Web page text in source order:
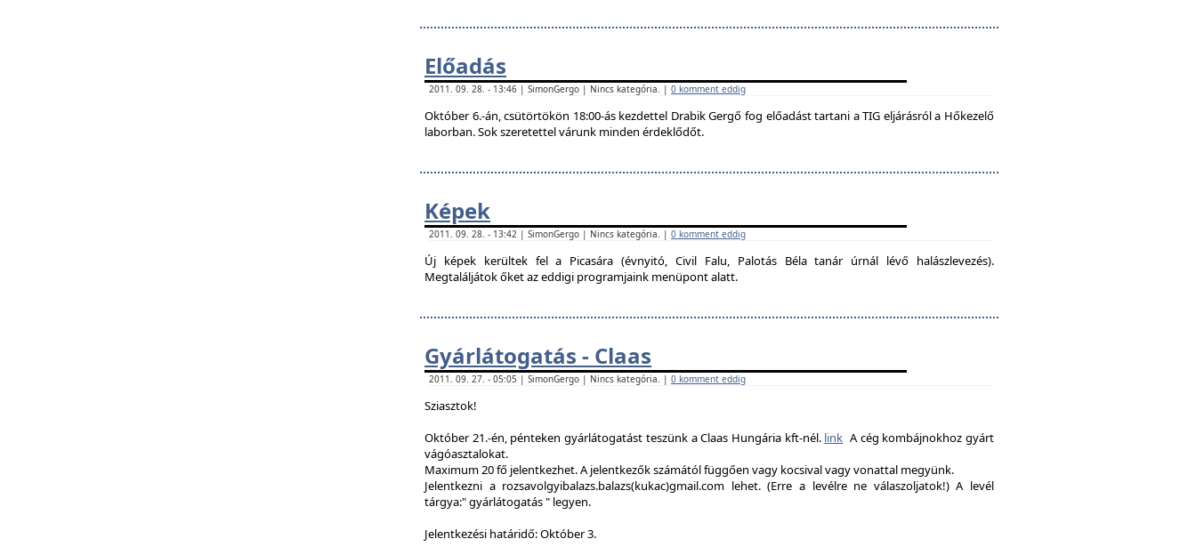
Előadás
2011. 09. 28. - 13:46 | SimonGergo | Nincs kategória. | 0 komment eddig
Október 6.-án, csütörtökön 18:00-ás kezdettel Drabik Gergő fog előadást tartani a TIG eljárásról a Hőkezelő
laborban. Sok szeretettel várunk minden érdeklődőt.
Képek
2011. 09. 28. - 13:42 | SimonGergo | Nincs kategória. | 0 komment eddig
Új képek kerültek fel a Picasára (évnyitó, Civil Falu, Palotás Béla tanár úrnál lévő halászlevezés).
Megtaláljátok őket az eddigi programjaink menüpont alatt.
Gyárlátogatás - Claas
2011. 09. 27. - 05:05 | SimonGergo | Nincs kategória. | 0 komment eddig
Sziasztok!
Október 21.-én, pénteken gyárlátogatást teszünk a Claas Hungária kft-nél. link A cég kombájnokhoz gyárt
vágóasztalokat.
Maximum 20 fő jelentkezhet. A jelentkezők számától függően vagy kocsival vagy vonattal megyünk.
Jelentkezni a rozsavolgyibalazs.balazs(kukac)gmail.com lehet. (Erre a levélre ne válaszoljatok!) A levél
tárgya:" gyárlátogatás " legyen.
Jelentkezési határidő: Október 3.